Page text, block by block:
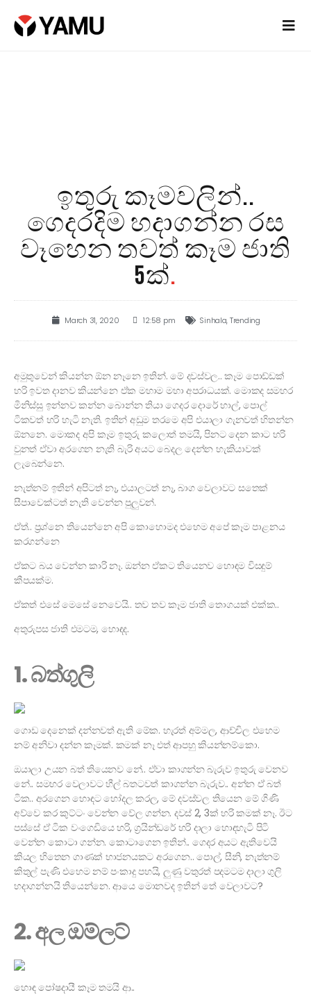
ඉතුරු කෑමවලින්..
ගෙදරදිම හදාගන්න රස
වෑහෙන තවත් කෑම ජාති
5ක්.
March 31, 2020 12:58 pm Sinhala,Trending
අමුතුවෙන් කියන්න ඕන නෑනෙ ඉතින්. මේ දවස්වල.. කෑම පොඩ්ඩක්
හරි ඉවත දානව කියන්නෙ ඒක මහාම මහා අපරාධයක්. මොකද සමහර
මිනිස්සු ඉන්නව කන්න බොන්න තියා ගෙදර දොරේ හාල්, පොල්
ටිකවත් හරි හැටි නැති. ඉතින් අඩුම තරමෙ අපි එයාලා ගැනවත් හිතන්න
ඕනනෙ. මොකද අපි කෑම ඉතුරු කලොත් තමයි, පිනට දෙන කාට හරි
වුනත් ඒවා අරගෙන නැති බැරි අයට බෙදල දෙන්න හැකියාවක්
ලැබෙන්නෙ.
නැත්නම් ඉතින් අපිටත් නෑ, එයාලටත් නෑ, බාග වෙලාවට සතෙක්
සීපාවෙක්ටත් නැති වෙන්න පුලුවන්.
ඒත්.. ප්‍රශ්නෙ තියෙන්නෙ අපි කොහොමද එහෙම අපේ කෑම පාළනය
කරගන්නෙ
ඒකට බය වෙන්න කාරි නෑ. ඔන්න ඒකට තියෙනව හොඳම විසඳුම්
කීපයක්ම.
ඒකත් එසේ මෙසේ නෙවෙයි.. තව තව කෑම ජාති තොගයක් එක්ක..
අතුරුපස ජාති එමටම, හොඳද.
1. බත්ගුලි
ගොඩ දෙනෙක් දන්නවත් ඇති මේක. හැරත් අම්මල, ආච්චිල එහෙම
නම් අනිවා දන්න කෑමක්. කමක් නෑ එත් ආපහු කියන්නම්කො.
ඔයාලා උයන බත් තියෙනව නේ.. ඒවා කාගන්න බැරුව ඉතුරු වෙනව
නේ.. සමහර වෙලාවට හීල් බතටවත් කාගන්න බැරුව.. අන්න ඒ බත්
ටික.. අරගෙන හොඳට හෝදල කරල, මේ දවස්වල තියෙන මේ ගිණි
අව්වෙ කර කුට්ටං වෙන්න වේල ගන්න. දවස් 2, 3ක් හරි කමක් නෑ. ඊට
පස්සේ ඒ ටික වංගෙඩියෙ හරි, ග්‍රයින්ඩරේ හරි දාලා හොඳහැටි පිටි
වෙන්න කොටා ගන්න. කොටාගෙන ඉතින්.. ගෙදර අයට ඇතිවෙයි
කියල හිතෙන ගාණක් භාජනයකට අරගෙන.. පොල්, සීනි, නැත්නම්
කිතුල් පැණි එහෙම නම් පංකාදු පහයි, ලුණු වතුරත් පදමටම දාලා ගුලි
හදාගන්නයි තියෙන්නෙ. ආයෙ මොනවද ඉතින් තේ වෙලාවට?
2. අල ඔම්ලට්
හොඳ පෝෂදායී කෑම තමයි ආ..